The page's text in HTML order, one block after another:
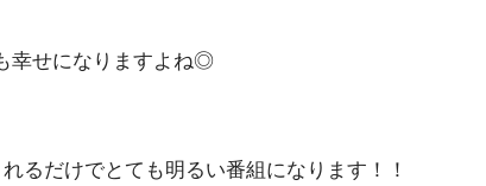
幸せになりますよね◎
るだけでとても明るい番組になります！！